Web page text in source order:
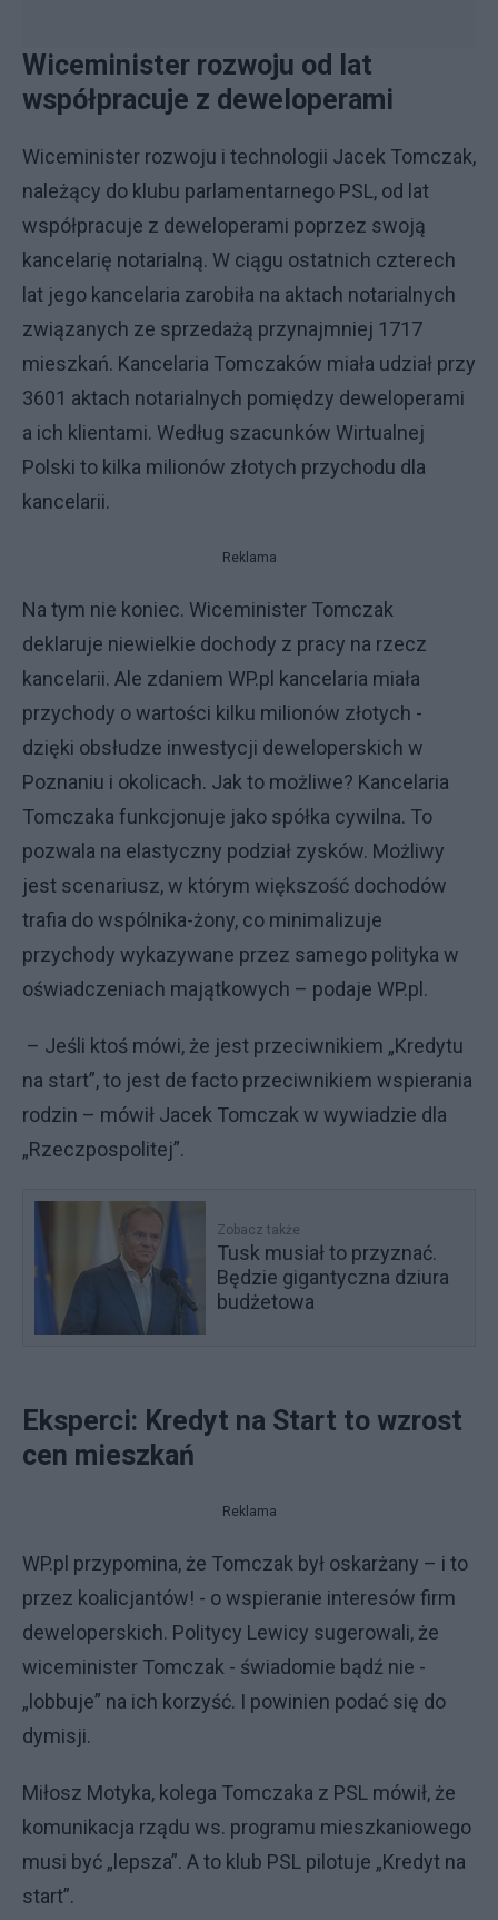
Wiceminister rozwoju od lat
współpracuje z deweloperami
Wiceminister rozwoju i technologii Jacek Tomczak,
należący do klubu parlamentarnego PSL, od lat
współpracuje z deweloperami poprzez swoją
kancelarię notarialną. W ciągu ostatnich czterech
lat jego kancelaria zarobiła na aktach notarialnych
związanych ze sprzedażą przynajmniej 1717
mieszkań. Kancelaria Tomczaków miała udział przy
3601 aktach notarialnych pomiędzy deweloperami
a ich klientami. Według szacunków Wirtualnej
Polski to kilka milionów złotych przychodu dla
kancelarii.
Reklama
Na tym nie koniec. Wiceminister Tomczak
deklaruje niewielkie dochody z pracy na rzecz
kancelarii. Ale zdaniem WP.pl kancelaria miała
przychody o wartości kilku milionów złotych -
dzięki obsłudze inwestycji deweloperskich w
Poznaniu i okolicach. Jak to możliwe? Kancelaria
Tomczaka funkcjonuje jako spółka cywilna. To
pozwala na elastyczny podział zysków. Możliwy
jest scenariusz, w którym większość dochodów
trafia do wspólnika-żony, co minimalizuje
przychody wykazywane przez samego polityka w
oświadczeniach majątkowych – podaje WP.pl.
– Jeśli ktoś mówi, że jest przeciwnikiem „Kredytu
na start”, to jest de facto przeciwnikiem wspierania
rodzin – mówił Jacek Tomczak w wywiadzie dla
„Rzeczpospolitej”.
Zobacz także
Tusk musiał to przyznać.
Będzie gigantyczna dziura
budżetowa
Eksperci: Kredyt na Start to wzrost
cen mieszkań
Reklama
WP.pl przypomina, że Tomczak był oskarżany – i to
przez koalicjantów! - o wspieranie interesów firm
deweloperskich. Politycy Lewicy sugerowali, że
wiceminister Tomczak - świadomie bądź nie -
„lobbuje” na ich korzyść. I powinien podać się do
dymisji.
Miłosz Motyka, kolega Tomczaka z PSL mówił, że
komunikacja rządu ws. programu mieszkaniowego
musi być „lepsza”. A to klub PSL pilotuje „Kredyt na
start”.